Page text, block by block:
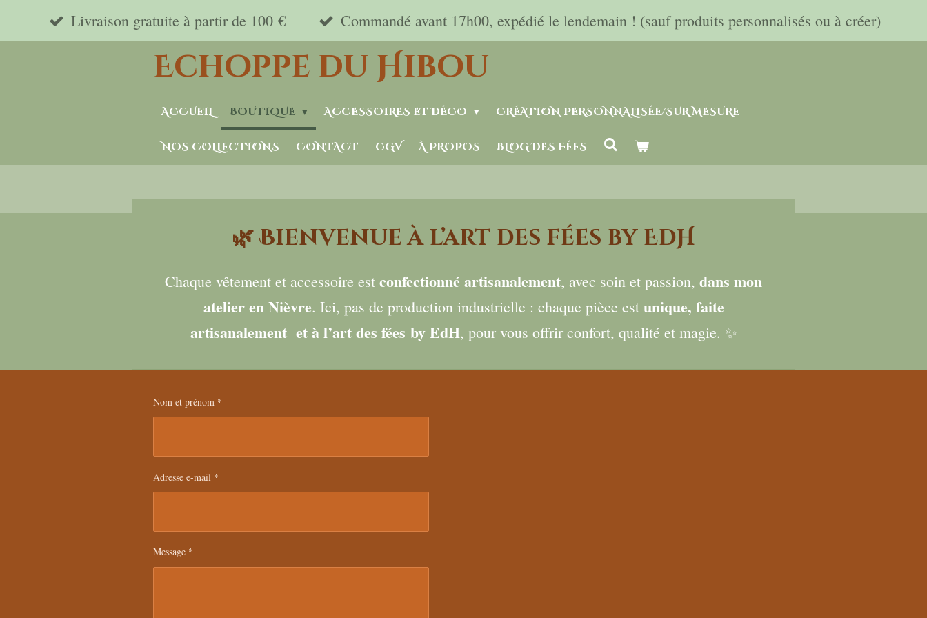
Passer
au
Livraison gratuite à partir de 100 € Commandé avant 17h00, expédié le lendemain ! (sauf produits personnalisés ou à créer)
Echoppe du Hibou
ACCUEIL BOUTIQUE ACCESSOIRES ET DÉCO CRÉATION PERSONNALISÉE/SUR MESURE
NOS COLLECTIONS CONTACT CGV À PROPOS BLOG DES FÉES
🌿Bienvenue à l’art des fées by EdH
Chaque vêtement et accessoire est confectionné artisanalement, avec soin et passion, dans mon
atelier en Nièvre. Ici, pas de production industrielle : chaque pièce est unique, faite
artisanalement et à l’art des fées by EdH, pour vous offrir confort, qualité et magie. ✨
Nom et prénom *
Adresse e-mail *
Message *